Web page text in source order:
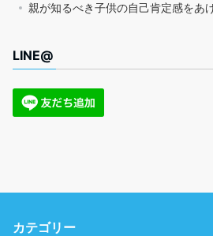
親が知るべき子供の自己肯定感をあ
LINE@
カテゴリー